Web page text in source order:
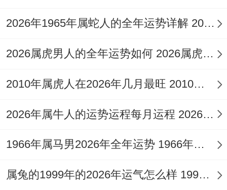
在纷繁复杂的人际网络中保持清醒的立场与
月）。岁首的生机勃勃之下暗流涌动，正月
人可能在新年伊始便体验到一股莫名的压力
或强烈的行动欲望，急于推动新计划。
2026年1965年属蛇人的全年运势详解 2026年1966年多大
2026属虎男人的全年运势如何 2026属虎男人的运势和财运
2010年属虎人在2026年几月最旺 2010年属虎人婚姻状况
2026年属牛人的运势运程每月运程 2026年属牛人穿什么颜色衣服好
1966年属马男2026年全年运势 1966年属马男人的感情命运
属兔的1999年的2026年运气怎么样 1999年属兔